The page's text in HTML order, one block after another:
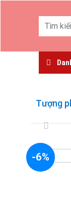
kiếm:
Tượng
-6%